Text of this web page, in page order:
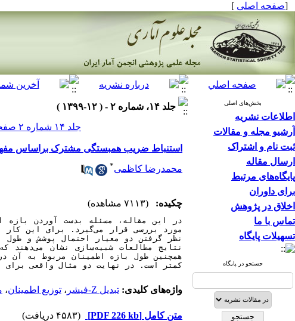
[صفحه اصلی ]
بخش‌های اصلی
اطلاعات نشریه
آرشیو مجله و مقالات
ثبت نام و اشتراک
ارسال مقاله
پایگاه‌های مرتبط
برای داوران
اخلاق در پژوهش
تماس با ما
تسهیلات پایگاه
جستجو در پایگاه
جلد ۱۴، شماره ۲ - ( ۱۲-۱۳۹۹ )
جلد ۱۴ شماره ۲ صفحات ۴۸۶-۴۷۱
استنباط ضریب همبستگی مشترک براساس
محمدرضا کاظمی*
چکیده: (۷۱۱۳ مشاهده)
کمتر است. در نهایت دو مثال واقعی برای
واژه‌های کلیدی: تبدیل Z-فیشر ، توزیع اطمینان،
متن کامل [PDF 226 kb]
(۴۵۸۳ دریافت)